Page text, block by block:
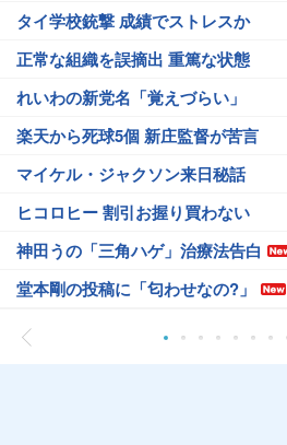
タイ学校銃撃 成績でストレスか
正常な組織を誤摘出 重篤な状態
れいわの新党名「覚えづらい」
楽天から死球5個 新庄監督が苦言
マイケル・ジャクソン来日秘話
ヒコロヒー 割引お握り買わない
神田うの「三角ハゲ」治療法告白
堂本剛の投稿に「匂わせなの?」